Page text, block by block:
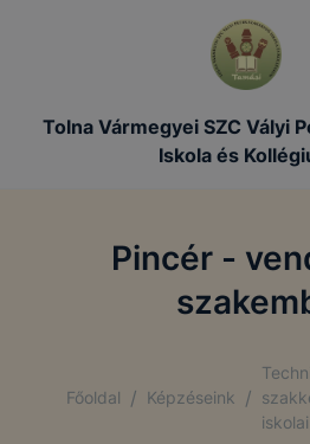
Tolna Vármegyei SZC Vályi
Iskola és
Pincér -
Főoldal / Képzéseink /